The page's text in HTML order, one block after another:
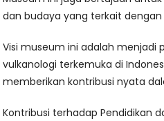
dan budaya yang terkait dengan
Visi museum ini adalah menjadi
vulkanologi terkemuka di
memberikan kontribusi nyata
Kontribusi terhadap Pendidikan